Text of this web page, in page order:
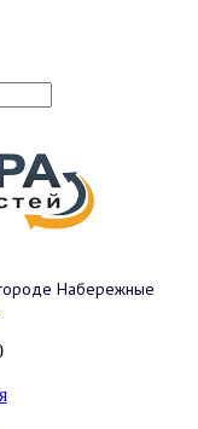
Набережные